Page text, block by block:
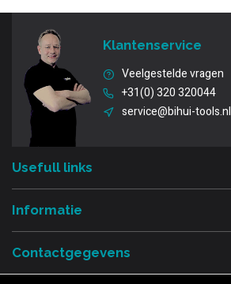
Klantenservice
Veelgestelde vragen
+31(0) 320 320044
service@bihui-tools.nl
Usefull links
Informatie
Contactgegevens